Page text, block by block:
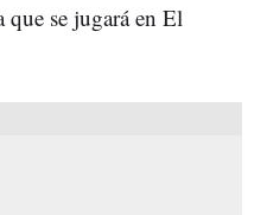
que se jugará en El